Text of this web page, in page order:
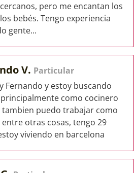
pero me encantan los
bebés. Tengo experiencia
gente...
V. Particular
Fernando y estoy buscando
como cocinero
puedo trabajar como
otras cosas, tengo 29
viviendo en barcelona